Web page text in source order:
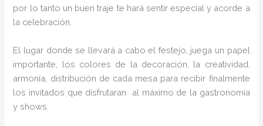
por lo tanto un buen traje te hará sentir especial y acorde a
la celebración.
El lugar donde se llevará a cabo el festejo, juega un papel
importante, los colores de la decoración, la creatividad,
armonía, distribución de cada mesa para recibir finalmente
los invitados que disfrutaran al máximo de la gastronomía
y shows.